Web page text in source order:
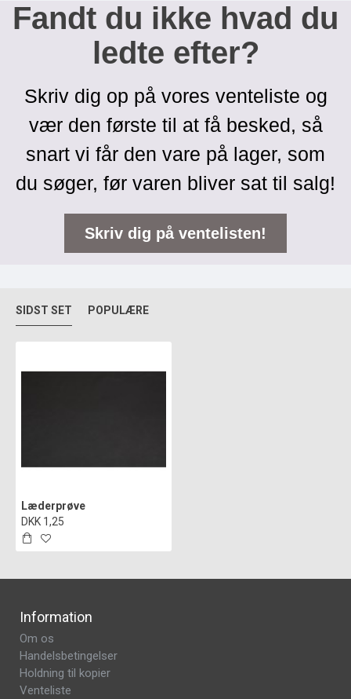
Fandt du ikke hvad du
ledte efter?
Skriv dig op på vores venteliste og
vær den første til at få besked, så
snart vi får den vare på lager, som
du søger, før varen bliver sat til salg!
Skriv dig på ventelisten!
SIDST SET POPULÆRE
Læderprøve
DKK 1,25
Information
Om os
Handelsbetingelser
Holdning til kopier
Venteliste